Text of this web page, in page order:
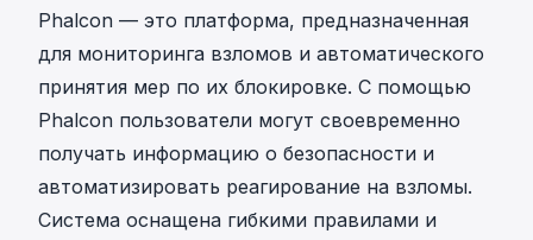
Phalcon — это платформа, предназначенная
для мониторинга взломов и автоматического
принятия мер по их блокировке. С помощью
Phalcon пользователи могут своевременно
получать информацию о безопасности и
автоматизировать реагирование на взломы.
Система оснащена гибкими правилами и